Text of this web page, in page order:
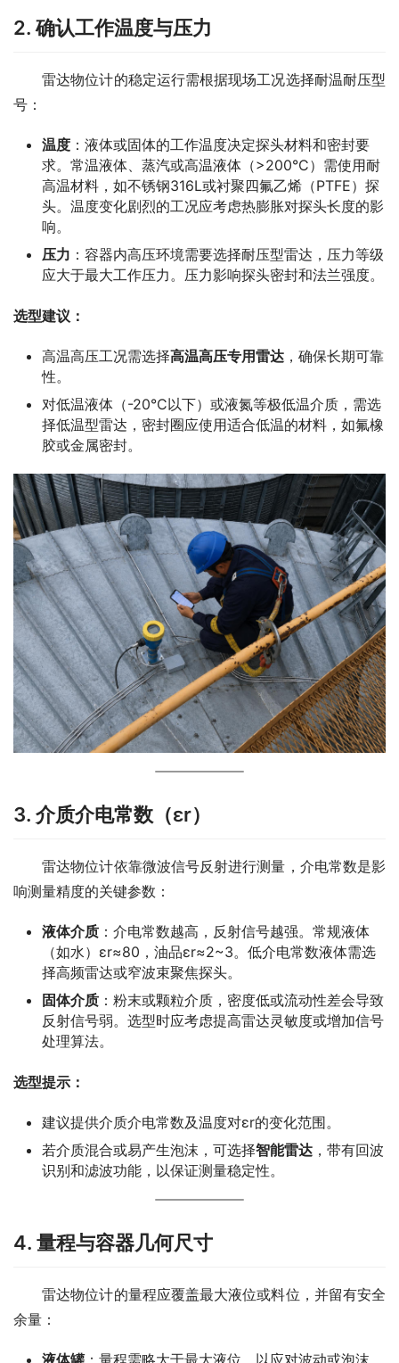
2. 确认工作温度与压力
雷达物位计的稳定运行需根据现场工况选择耐温耐压型
号：
温度 ：液体或固体的工作温度决定探头材料和密封要
求。常温液体、蒸汽或高温液体（>200°C）需使用耐
高温材料，如不锈钢316L或衬聚四氟乙烯（PTFE）探
头。温度变化剧烈的工况应考虑热膨胀对探头长度的影
响。
压力 ：容器内高压环境需要选择耐压型雷达，压力等级
应大于最大工作压力。压力影响探头密封和法兰强度。
选型建议：
高温高压工况需选择高温高压专用雷达 ，确保长期可靠
性。
对低温液体（-20°C以下）或液氮等极低温介质，需选
择低温型雷达，密封圈应使用适合低温的材料，如氟橡
胶或金属密封。
3. 介质介电常数（εr）
雷达物位计依靠微波信号反射进行测量，介电常数是影
响测量精度的关键参数：
液体介质 ：介电常数越高，反射信号越强。常规液体
（如水）εr≈80，油品εr≈2~3。低介电常数液体需选
择高频雷达或窄波束聚焦探头。
固体介质 ：粉末或颗粒介质，密度低或流动性差会导致
反射信号弱。选型时应考虑提高雷达灵敏度或增加信号
处理算法。
选型提示：
建议提供介质介电常数及温度对εr的变化范围。
若介质混合或易产生泡沫，可选择智能雷达 ，带有回波
识别和滤波功能，以保证测量稳定性。
4. 量程与容器几何尺寸
雷达物位计的量程应覆盖最大液位或料位，并留有安全
余量：